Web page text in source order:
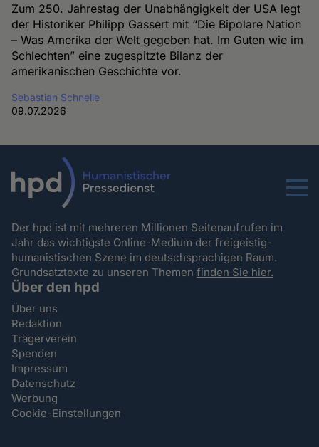
Zum 250. Jahrestag der Unabhängigkeit der USA legt
der Historiker Philipp Gassert mit “Die Bipolare Nation
– Was Amerika der Welt gegeben hat. Im Guten wie im
Schlechten” eine zugespitzte Bilanz der
amerikanischen Geschichte vor.
Sebastian Schnelle
09.07.2026
Menu
Der hpd ist mit mehreren Millionen Seitenaufrufen im
Jahr das wichtigste Online-Medium der freigeistig-
humanistischen Szene im deutschsprachigen Raum.
Grundsatztexte zu unseren Themenfinden Sie hier.
Über den hpd
Über uns
Redaktion
Trägerverein
Spenden
Impressum
Datenschutz
Werbung
Cookie-Einstellungen